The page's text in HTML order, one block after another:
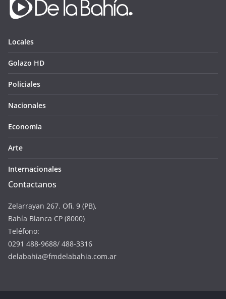
Locales
Golazo HD
Policiales
Nacionales
Economia
Arte
Internacionales
Contactanos
Zelarrayan 267. Ofi. 9 (PB),
Bahía Blanca CP (8000)
Teléfono:
0291 488-9688/ 488-3316
delabahia@fmdelabahia.com.ar